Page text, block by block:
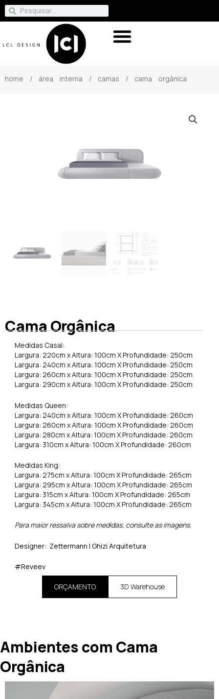
home / área interna / camas / cama orgânica
Cama Orgânica
Medidas Casal:
Largura: 220cm x Altura: 100cm X Profundidade: 250cm
Largura: 240cm x Altura: 100cm X Profundidade: 250cm
Largura: 260cm x Altura: 100cm X Profundidade: 250cm
Largura: 290cm x Altura: 100cm X Profundidade: 250cm
Medidas Queen:
Largura: 240cm x Altura: 100cm X Profundidade: 260cm
Largura: 260cm x Altura: 100cm X Profundidade: 260cm
Largura: 280cm x Altura: 100cm X Profundidade: 260cm
Largura: 310cm x Altura: 100cm X Profundidade: 260cm
Medidas King:
Largura: 275cm x Altura: 100cm X Profundidade: 265cm
Largura: 295cm x Altura: 100cm X Profundidade: 265cm
Largura: 315cm x Altura: 100cm X Profundidade: 265cm
Largura: 345cm x Altura: 100cm X Profundidade: 265cm
Para maior ressalva sobre medidas, consulte as imagens.
Designer: Zettermann I Ghizi Arquitetura
#Reveev
ORÇAMENTO 3D Warehouse
Ambientes com Cama
Orgânica